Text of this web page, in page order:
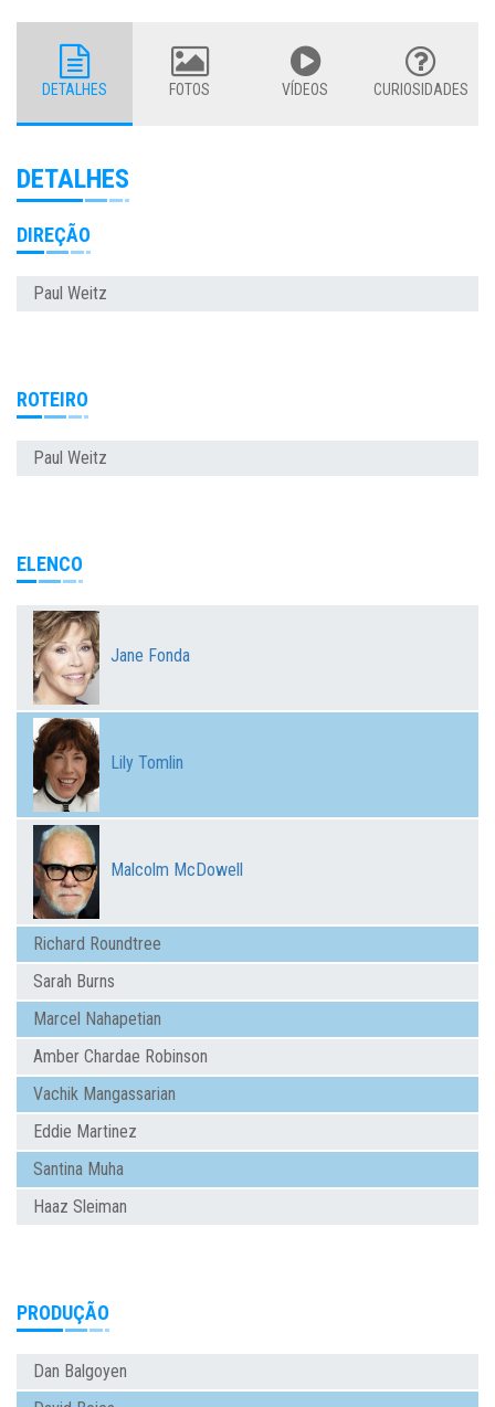
DETALHES FOTOS VÍDEOS CURIOSIDADES
DETALHES
DIREÇÃO
Paul Weitz
ROTEIRO
Paul Weitz
ELENCO
Jane Fonda
Lily Tomlin
Malcolm McDowell
Richard Roundtree
Sarah Burns
Marcel Nahapetian
Amber Chardae Robinson
Vachik Mangassarian
Eddie Martinez
Santina Muha
Haaz Sleiman
PRODUÇÃO
Dan Balgoyen